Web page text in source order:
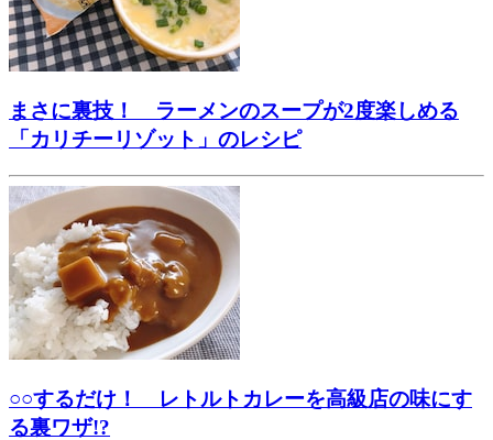
まさに裏技！ ラーメンのスープが2度楽しめる
「カリチーリゾット」のレシピ
○○するだけ！ レトルトカレーを高級店の味にす
る裏ワザ!?